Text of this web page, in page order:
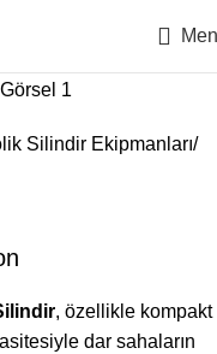
Silindir Ekipmanları
, özellikle kompakt
dar sahaların